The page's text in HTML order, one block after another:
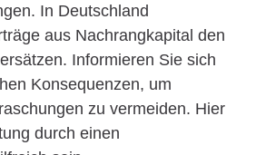
In Deutschland
aus Nachrangkapital den
Informieren Sie sich
Konsequenzen, um
zu vermeiden. Hier
durch einen